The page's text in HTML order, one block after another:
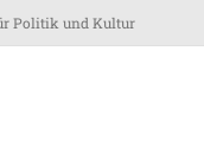
Politik und Kultur